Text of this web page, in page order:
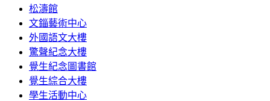
松濤館
文錙藝術中心
外國語文大樓
驚聲紀念大樓
覺生紀念圖書館
覺生綜合大樓
學生活動中心